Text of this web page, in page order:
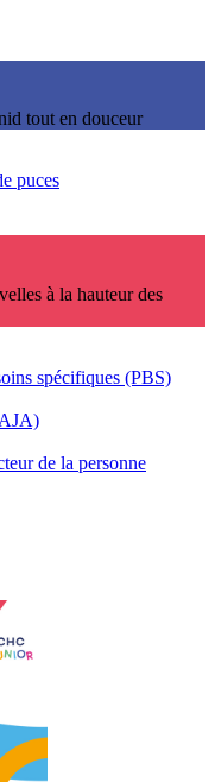
tout en douceur
puces
à la hauteur des
spécifiques (PBS)
de la personne